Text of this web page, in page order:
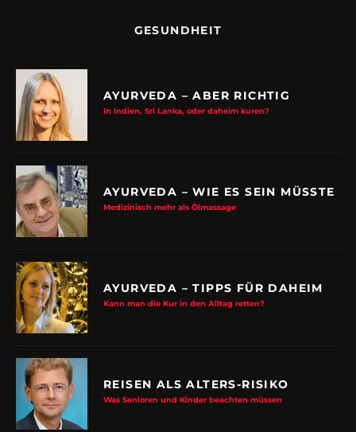
GESUNDHEIT
AYURVEDA – ABER RICHTIG
In Indien, Sri Lanka, oder daheim kuren?
AYURVEDA – WIE ES SEIN MÜSSTE
Medizinisch mehr als Ölmassage
AYURVEDA – TIPPS FÜR DAHEIM
Kann man die Kur in den Alltag retten?
REISEN ALS ALTERS-RISIKO
Was Senioren und Kinder beachten müssen